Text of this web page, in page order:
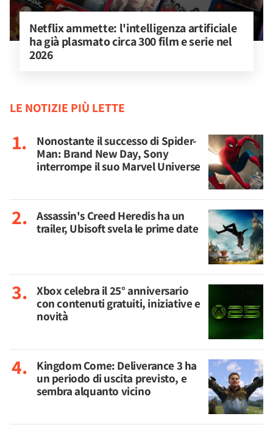
Netflix ammette: l'intelligenza artificiale
ha già plasmato circa 300 film e serie nel
2026
LE NOTIZIE PIÙ LETTE
Nonostante il successo di Spider-
Man: Brand New Day, Sony
interrompe il suo Marvel Universe
Assassin's Creed Heredis ha un
trailer, Ubisoft svela le prime date
Xbox celebra il 25° anniversario
con contenuti gratuiti, iniziative e
novità
Kingdom Come: Deliverance 3 ha
un periodo di uscita previsto, e
sembra alquanto vicino